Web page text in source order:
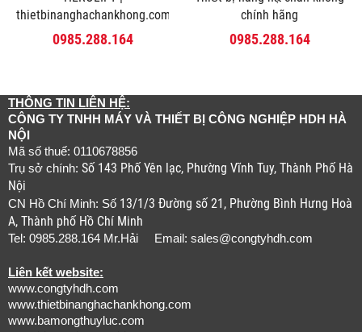
thietbinanghachankhong.com
0985.288.164
chính hãng
0985.288.164
THÔNG TIN LIÊN HỆ:
CÔNG TY TNHH MÁY VÀ THIẾT BỊ CÔNG NGHIỆP HDH HÀ
NỘI
Mã số thuế: 0110678856
Trụ sở chính: Số 143 Phố Yên lạc, Phường Vĩnh Tuy, Thành Phố Hà
Nội
CN Hồ Chí Minh: Số 13/1/3 Đường số 21, Phường Bình Hưng Hoà
A, Thành phố Hồ Chí Minh
Tel: 0985.288.164 Mr.Hải Email: sales@congtyhdh.com
Liên kết website:
www.congtyhdh.com
www.thietbinanghachankhong.com
www.bamongthuyluc.com